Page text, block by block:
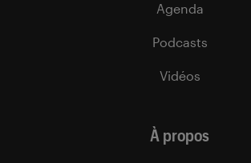
Agenda
Podcasts
Vidéos
À propos